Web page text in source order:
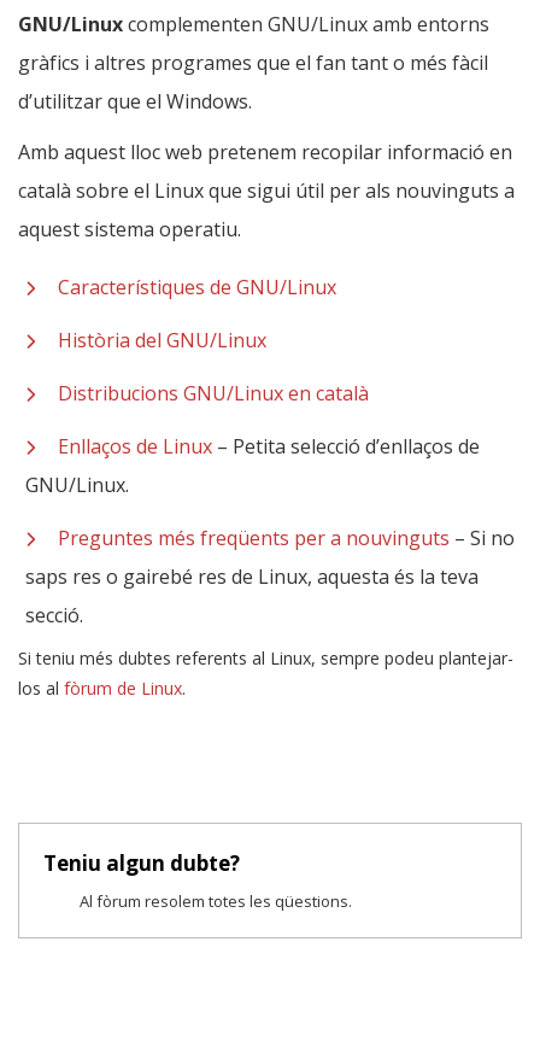
GNU/Linuxcomplementen GNU/Linux amb entorns
gràfics i altres programes que el fan tant o més fàcil
d’utilitzar que el Windows.
Amb aquest lloc web pretenem recopilar informació en
català sobre el Linux que sigui útil per als nouvinguts a
aquest sistema operatiu.
Característiques de GNU/Linux
Història del GNU/Linux
Distribucions GNU/Linux en català
Enllaços de Linux – Petita selecció d’enllaços de
GNU/Linux.
Preguntes més freqüents per a nouvinguts – Si no
saps res o gairebé res de Linux, aquesta és la teva
secció.
Si teniu més dubtes referents al Linux, sempre podeu plantejar-
los al fòrum de Linux.
Teniu algun dubte?
Al fòrum resolem totes les qüestions.